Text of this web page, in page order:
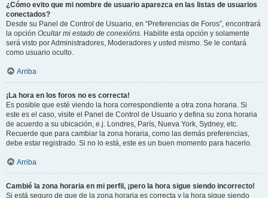
¿Cómo evito que mi nombre de usuario aparezca en las listas de usuarios
conectados?
Desde su Panel de Control de Usuario, en “Preferencias de Foros”, encontrará
la opción Ocultar mi estado de conexións. Habilite esta opción y solamente
será visto por Administradores, Moderadores y usted mismo. Se le contará
como usuario oculto.
Arriba
¡La hora en los foros no es correcta!
Es posible que esté viendo la hora correspondiente a otra zona horaria. Si
este es el caso, visite el Panel de Control de Usuario y defina su zona horaria
de acuerdo a su ubicación, e.j. Londres, París, Nueva York, Sydney, etc.
Recuerde que para cambiar la zona horaria, como las demás preferencias,
debe estar registrado. Si no lo está, este es un buen momento para hacerlo.
Arriba
Cambié la zona horaria en mi perfil, ¡pero la hora sigue siendo incorrecto!
Si está seguro de que de la zona horaria es correcta y la hora sigue siendo